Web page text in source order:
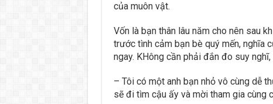
của muôn vật.
Vốn là bạn thân lâu năm cho nên sau
trước tình cảm bạn bè quý mến, nghĩa
ngay. KHông cần phải đắn đo suy nghĩ,
– Tôi có một anh bạn nhỏ vô cùng dễ
sẽ đi tìm cậu ấy và mời tham gia cùng